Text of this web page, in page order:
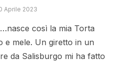
Aprile 2023
così la mia Torta
e mele. Un giretto in un
da Salisburgo mi ha fatto